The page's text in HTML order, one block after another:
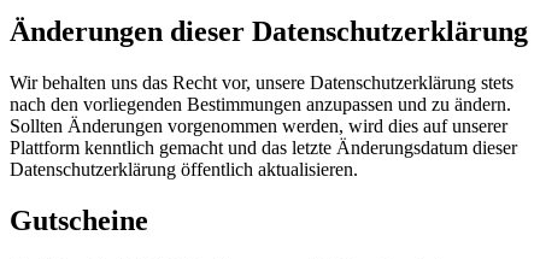
Änderungen dieser Datenschutzerklärung
Wir behalten uns das Recht vor, unsere Datenschutzerklärung stets
nach den vorliegenden Bestimmungen anzupassen und zu ändern.
Sollten Änderungen vorgenommen werden, wird dies auf unserer
Plattform kenntlich gemacht und das letzte Änderungsdatum dieser
Datenschutzerklärung öffentlich aktualisieren.
Gutscheine